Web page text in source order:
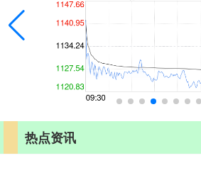
热点资讯